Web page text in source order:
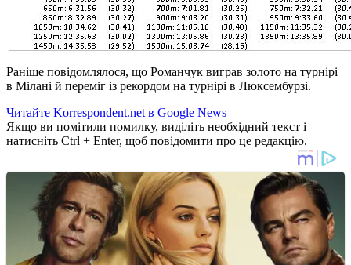
Раніше повідомлялося, що Романчук виграв золото на турнірі
в Мілані й переміг із рекордом на турнірі в Люксембурзі.
Читайте Korrespondent.net в Google News
Якщо ви помітили помилку, виділіть необхідний текст і
натисніть Ctrl + Enter, щоб повідомити про це редакцію.